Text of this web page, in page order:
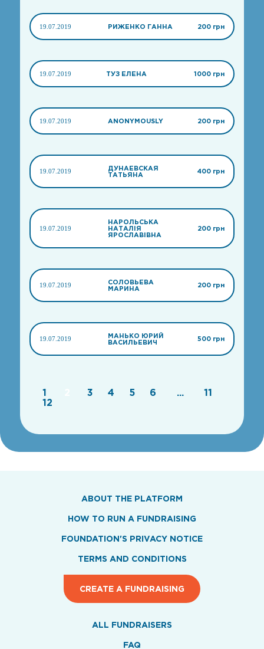
19.07.2019 РИЖЕНКО ГАННА 200 грн
19.07.2019 ТУЗ ЕЛЕНА 1000 грн
19.07.2019 ANONYMOUSLY 200 грн
19.07.2019
ДУНАЕВСКАЯ
ТАТЬЯНА
400 грн
19.07.2019
НАРОЛЬСЬКА
НАТАЛІЯ
ЯРОСЛАВІВНА
200 грн
19.07.2019
СОЛОВЬЕВА
МАРИНА
200 грн
19.07.2019
МАНЬКО ЮРИЙ
ВАСИЛЬЕВИЧ
500 грн
1 3 4 5 6 ...
11
12
ABOUT THE PLATFORM
HOW TO RUN A FUNDRAISING
FOUNDATION'S PRIVACY NOTICE
TERMS AND CONDITIONS
CREATE A FUNDRAISING
ALL FUNDRAISERS
FAQ